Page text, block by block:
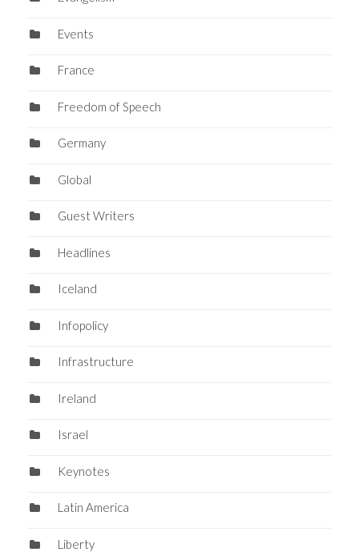
Events
France
Freedom of Speech
Germany
Global
Guest Writers
Headlines
Iceland
Infopolicy
Infrastructure
Ireland
Israel
Keynotes
Latin America
Liberty